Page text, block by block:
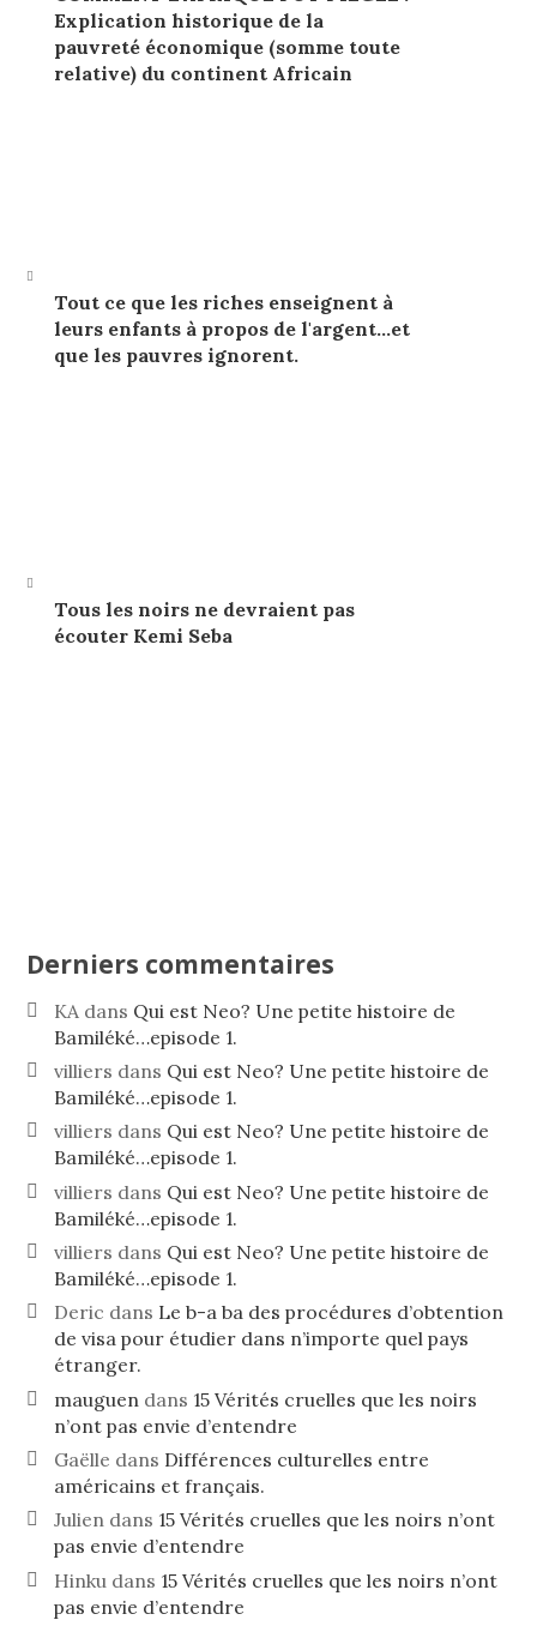
Explication historique de la
pauvreté économique (somme toute
relative) du continent Africain
Tout ce que les riches enseignent à
leurs enfants à propos de l'argent…et
que les pauvres ignorent.
Tous les noirs ne devraient pas
écouter Kemi Seba
Derniers commentaires
KA dans Qui est Neo? Une petite histoire de
Bamiléké…episode 1.
villiers dans Qui est Neo? Une petite histoire de
Bamiléké…episode 1.
villiers dans Qui est Neo? Une petite histoire de
Bamiléké…episode 1.
villiers dans Qui est Neo? Une petite histoire de
Bamiléké…episode 1.
villiers dans Qui est Neo? Une petite histoire de
Bamiléké…episode 1.
Deric dans Le b-a ba des procédures d’obtention
de visa pour étudier dans n’importe quel pays
étranger.
mauguen dans 15 Vérités cruelles que les noirs
n’ont pas envie d’entendre
Gaëlle dans Différences culturelles entre
américains et français.
Juliendans 15 Vérités cruelles que les noirs n’ont
pas envie d’entendre
Hinku dans 15 Vérités cruelles que les noirs n’ont
pas envie d’entendre